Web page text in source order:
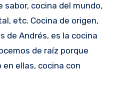
sabor, cocina del mundo,
etc. Cocina de origen,
de Andrés, es la cocina
de raíz porque
ellas, cocina con